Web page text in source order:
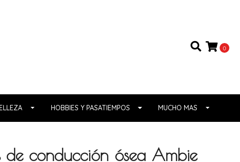
0
HOBBIES Y PASATIEMPOS MUCHO MAS
de conducción ósea Ambie